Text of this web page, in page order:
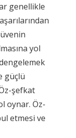
genellikle
yol
güçlü
şefkat
oynar. Öz-
etmesi ve